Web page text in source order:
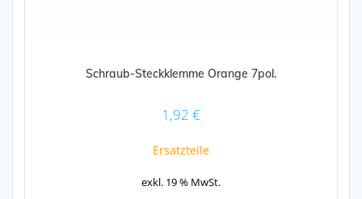
Schraub-Steckklemme Orange 7pol.
1,92 €
Ersatzteile
exkl. 19 % MwSt.